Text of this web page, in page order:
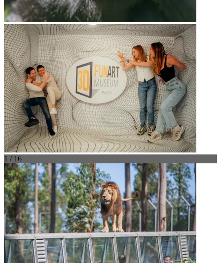
1 / 16